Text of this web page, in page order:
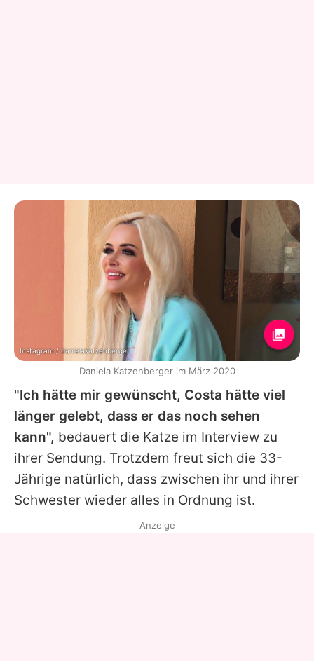
"Ich hätte mir gewünscht, Costa hätte viel
länger gelebt, dass er das noch sehen
kann", bedauert die Katze im Interview zu
ihrer Sendung. Trotzdem freut sich die 33-
Jährige natürlich, dass zwischen ihr und ihrer
Schwester wieder alles in Ordnung ist.
Instagram / danielakatzenberger
Daniela Katzenberger im März 2020
Anzeige